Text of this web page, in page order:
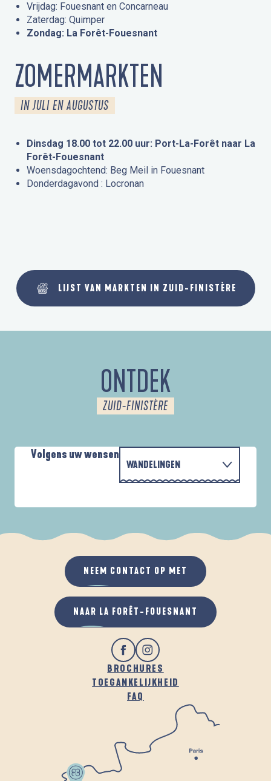
Vrijdag: Fouesnant en Concarneau
Zaterdag: Quimper
Zondag: La Forêt-Fouesnant
ZOMERMARKTEN
IN JULI EN AUGUSTUS
Dinsdag 18.00 tot 22.00 uur: Port-La-Forêt naar La
Forêt-Fouesnant
Woensdagochtend: Beg Meil in Fouesnant
Donderdagavond : Locronan
LIJST VAN MARKTEN IN ZUID-FINISTÈRE
ONTDEK
ZUID-FINISTÈRE
Volgens uw wensen
WANDELINGEN
ALS HET REGENT
IN DE FRISSE LUCHT
BROCHURES
TOEGANKELIJKHEID
FAQ
NEEM CONTACT OP MET
NAAR LA FORÊT-FOUESNANT